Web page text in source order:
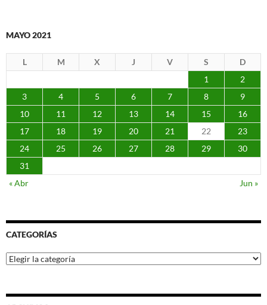
MAYO 2021
L M X J V S
D
1
2
3
4 5 6 7 8
9
10
11 12 13 14 15
16
17
18 19 20 21 22
23
24
25 26 27 28 29
30
31
« Abr
Jun »
CATEGORÍAS
Categorías